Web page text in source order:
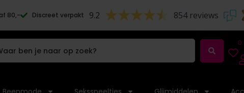
80,- Discreet verpakt 9.2 854 reviews
0